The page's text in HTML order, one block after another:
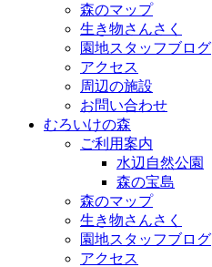
森のマップ
生き物さんさく
園地スタッフブログ
アクセス
周辺の施設
お問い合わせ
むろいけの森
ご利用案内
水辺自然公園
森の宝島
森のマップ
生き物さんさく
園地スタッフブログ
アクセス